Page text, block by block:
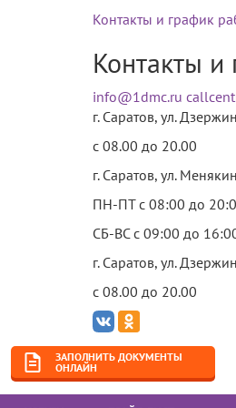
Контакты и график
Контакты и
info@1dmc.ru
г. Саратов, ул.
c 08.00 до 20.00
г. Саратов, ул.
ПН-ПТс 08:00 до
СБ-ВСс 09:00 до
г. Саратов, ул.
c 08.00 до 20.00
ЗАПОЛНИТЬ ДОКУМЕНТЫ
ОНЛАЙН
Журкин Кирилл Игоревич
Журкин Кирилл
Врач-травматолог-ортопед
Высшее профессиональное
24.06.2021 года. ФГБОУ ВО